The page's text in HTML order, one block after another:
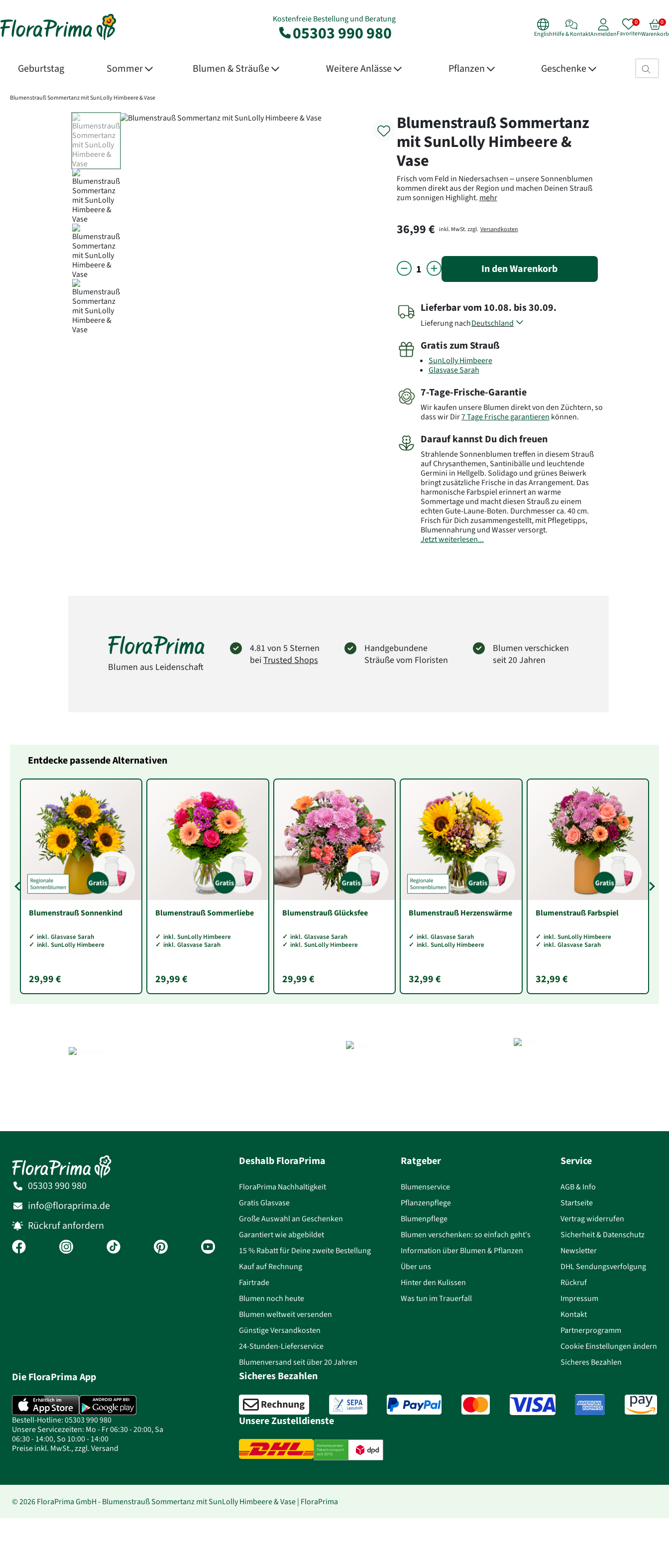
Kostenfreie Bestellung und Beratung
05303 990 980 EnglishHilfe & KontaktAnmeldenFavoritenWarenkorb
Geburtstag Sommer Blumen & Sträuße Weitere Anlässe Pflanzen Geschenke Suchfeld>
Blumenstrauß Sommertanz mit SunLolly Himbeere & Vase
Product Images Product Details
Blumenstrauß Sommertanz
mit SunLolly Himbeere &
Vase
Frisch vom Feld in Niedersachsen – unsere Sonnenblumen
kommen direkt aus der Region und machen Deinen Strauß
zum sonnigen Highlight. mehr
36,99 € inkl. MwSt. zzgl. Versandkosten
In den Warenkorb
Lieferbarvom 10.08. bis30.09.
Lieferung nachDeutschland
Belgien
Frankreich
Luxemburg
Polen
Slowenien
Tschechien
Gratis zum Strauß
SunLolly Himbeere
Glasvase Sarah
7-Tage-Frische-Garantie
Wir kaufen unsere Blumen direkt von den Züchtern, so
dass wir Dir7 Tage Frische garantieren können.
Darauf kannst Du dich freuen
Strahlende Sonnenblumen treffen in diesem Strauß
auf Chrysanthemen, Santinibälle und leuchtende
Germini in Hellgelb. Solidago und grünes Beiwerk
bringt zusätzliche Frische in das Arrangement. Das
harmonische Farbspiel erinnert an warme
Sommertage und macht diesen Strauß zu einem
echten Gute-Laune-Boten. Durchmesser ca. 40 cm.
Frisch für Dich zusammengestellt, mit Pflegetipps,
Blumennahrung und Wasser versorgt.
Jetzt weiterlesen...
Blumen aus Leidenschaft
4.81 von 5 Sternen
bei Trusted Shops
Handgebundene
Sträuße vom Floristen
Blumen verschicken
seit 20 Jahren
Entdecke passende Alternativen
Blumenstrauß Sonnenkind
inkl. Glasvase Sarah
inkl. SunLolly Himbeere
29,99 €
Blumenstrauß Sommerliebe
inkl. SunLolly Himbeere
inkl. Glasvase Sarah
29,99 €
Blumenstrauß Glücksfee
inkl. Glasvase Sarah
inkl. SunLolly Himbeere
29,99 €
Blumenstrauß Herzenswärme
inkl. Glasvase Sarah
inkl. SunLolly Himbeere
32,99 €
Blumenstrauß Farbspiel
inkl. SunLolly Himbeere
inkl. Glasvase Sarah
32,99 €
05303 990 980
info@floraprima.de
Rückruf anfordern
Die FloraPrima App
Bestell-Hotline: 05303 990 980
Unsere Servicezeiten: Mo - Fr 06:30 - 20:00, Sa
06:30 - 14:00, So 10:00 - 14:00
Preise inkl. MwSt., zzgl. Versand
Deshalb FloraPrima
FloraPrima Nachhaltigkeit
Gratis Glasvase
Große Auswahl an Geschenken
Garantiert wie abgebildet
15 % Rabatt für Deine zweite Bestellung
Kauf auf Rechnung
Fairtrade
Blumen noch heute
Blumen weltweit versenden
Günstige Versandkosten
24-Stunden-Lieferservice
Blumenversand seit über 20 Jahren
Ratgeber
Blumenservice
Pflanzenpflege
Blumenpflege
Blumen verschenken: so einfach geht's
Information über Blumen & Pflanzen
Über uns
Hinter den Kulissen
Was tun im Trauerfall
Service
AGB & Info
Startseite
Vertrag widerrufen
Sicherheit & Datenschutz
Newsletter
DHL Sendungsverfolgung
Rückruf
Impressum
Kontakt
Partnerprogramm
Cookie Einstellungen ändern
Sicheres Bezahlen
Sicheres Bezahlen
Unsere Zustelldienste
© 2026 FloraPrima GmbH - Blumenstrauß Sommertanz mit SunLolly Himbeere & Vase | FloraPrima